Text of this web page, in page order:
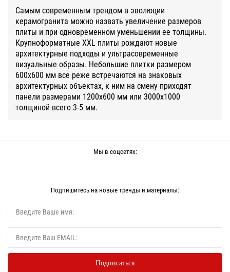
Самым современным трендом в эволюции
керамогранита можно назвать увеличение размеров
плиты и при одновременном уменьшении ее толщины.
Крупноформатные XXL плиты рождают новые
архитектурные подходы и ультрасовременные
визуальные образы. Небольшие плитки размером
600х600 мм все реже встречаются на знаковых
архитектурных объектах, к ним на смену приходят
панели размерами 1200х600 мм или 3000х1000
толщиной всего 3-5 мм.
Мы в соцсетях:
Подпишитесь на новые тренды и материалы: